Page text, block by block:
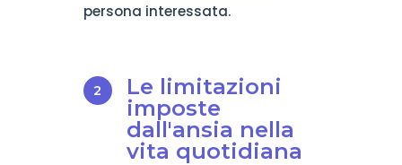
persona interessata.
Le limitazioni
imposte
dall'ansia nella
vita quotidiana